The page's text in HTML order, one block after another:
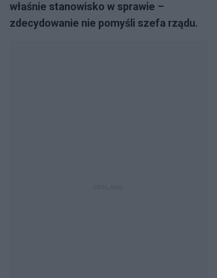
właśnie stanowisko w sprawie –
zdecydowanie nie pomyśli szefa rządu.